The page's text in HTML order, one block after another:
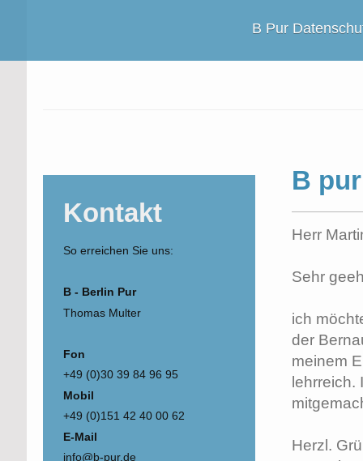
B Pur
B
Herr
Sehr
ich
der
meinem
lehrreich.
Herzl.
Kontakt
So erreichen Sie uns:
B - Berlin Pur
Thomas Multer
Fon
+49 (0)30 39 84 96 95
Mobil
+49 (0)151 42 40 00 62
E-Mail
info@b-pur.de